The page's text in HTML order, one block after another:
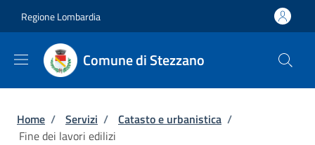
Regione Lombardia
Comune di Stezzano
Briciole di pane
Home / Servizi / Catasto e urbanistica /
Fine dei lavori edilizi